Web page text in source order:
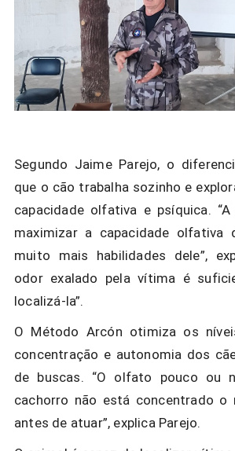
Segundo Jaime Parejo, o
que o cão trabalha sozinho e
capacidade olfativa e psíquica.
maximizar a capacidade olfativa
muito mais habilidades dele”,
odor exalado pela vítima é
localizá-la”.
O Método Arcón otimiza os
concentração e autonomia dos
de buscas. “O olfato pouco ou
cachorro não está concentrado o
antes de atuar”, explica Parejo.